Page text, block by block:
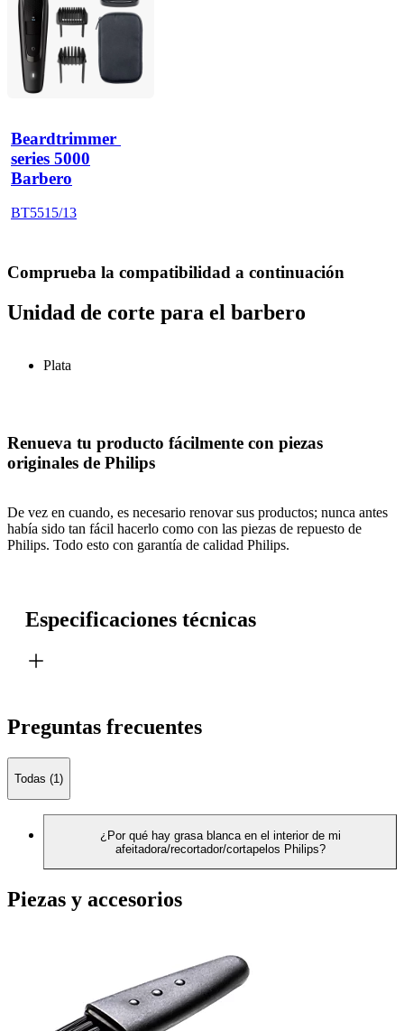
Beardtrimmer
series 5000
Barbero
BT5515/13
Comprueba la compatibilidad a continuación
Unidad de corte para el barbero
Plata
Renueva tu producto fácilmente con piezas
originales de Philips
De vez en cuando, es necesario renovar sus productos; nunca antes
había sido tan fácil hacerlo como con las piezas de repuesto de
Philips. Todo esto con garantía de calidad Philips.
Especificaciones técnicas
Preguntas frecuentes
Todas (1)
¿Por qué hay grasa blanca en el interior de mi
afeitadora/recortador/cortapelos Philips?
Piezas y accesorios